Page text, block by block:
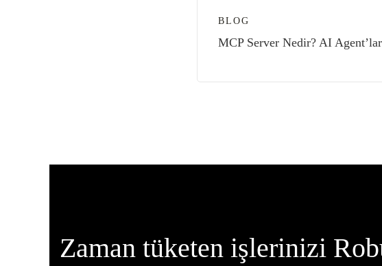
BLOG
MCP Server Nedir? AI
Zaman tüketen işlerinizi